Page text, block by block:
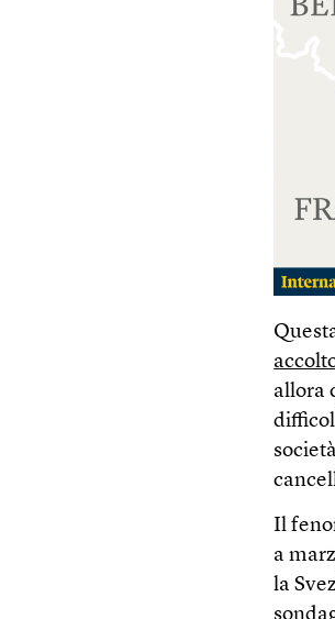
allora
Il
a
la